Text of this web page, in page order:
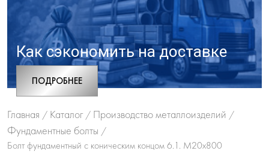
Как сэкономить на доставке
ПОДРОБНЕЕ
Главная / Каталог / Производство металлоизделий /
Фундаментные болты /
Болт фундаментный с коническим концом 6.1. М20х800